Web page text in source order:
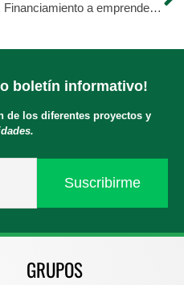
Financiamiento a emprendedores.
boletín informativo!
de los diferentes proyectos y
GRUPOS